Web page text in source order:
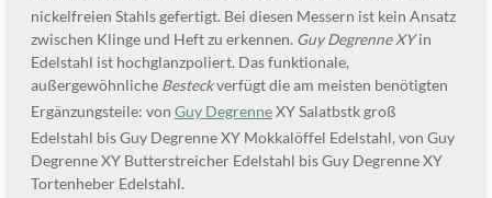
nickelfreien Stahls gefertigt. Bei diesen Messern ist kein Ansatz
zwischen Klinge und Heft zu erkennen. Guy Degrenne XYin
Edelstahl ist hochglanzpoliert. Das funktionale,
außergewöhnliche Besteckverfügt die am meisten benötigten
Ergänzungsteile: von Guy DegrenneXY Salatbstk groß
Edelstahl bis Guy Degrenne XY Mokkalöffel Edelstahl, von Guy
Degrenne XY Butterstreicher Edelstahl bis Guy Degrenne XY
Tortenheber Edelstahl.